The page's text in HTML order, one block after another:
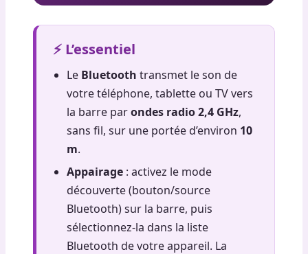
⚡ L’essentiel
Le Bluetooth transmet le son de
votre téléphone, tablette ou TV vers
la barre parondes radio 2,4 GHz,
sans fil, sur une portée d’environ 10
m.
Appairage: activez le mode
découverte (bouton/source
Bluetooth) sur la barre, puis
sélectionnez-la dans la liste
Bluetooth de votre appareil. La